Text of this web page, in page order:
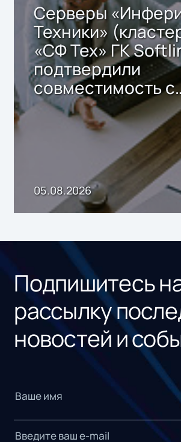
Серверы
Техники»
«СФ Тех» ГК
подтвердили
совместимость с
решением Sharx
Storage 2.x для
хранения данных
05.08.2026
Подпишитесь
рассылку
новостей и